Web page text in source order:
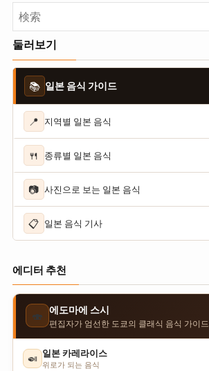
둘러보기
📚 일본 음식 가이드
📍 지역별 일본 음식
🍴 종류별 일본 음식
📷 사진으로 보는 일본 음식
📋 일본 음식 기사
에디터 추천
🍣 에도마에 스시
편집자가 엄선한 도쿄의 클래식 음식 가이드
🍛 일본 카레라이스
위로가 되는 음식